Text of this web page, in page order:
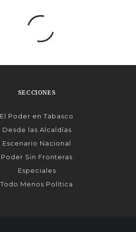
SECCIONES
El Poder en Tabasco
Desde las Alcaldías
Escenario Nacional
Poder Sin Fronteras
Especiales
Todo Menos Política